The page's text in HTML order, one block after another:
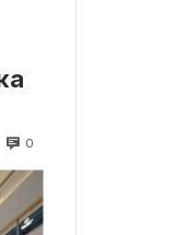
0